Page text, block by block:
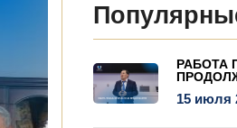
РАБОТА
15 июля